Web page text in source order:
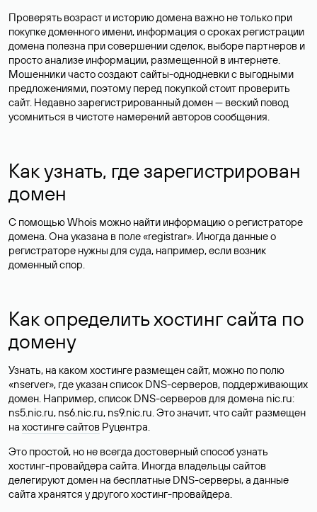
Проверять возраст и историю домена важно не только при
покупке доменного имени, информация о сроках регистрации
домена полезна при совершении сделок, выборе партнеров и
просто анализе информации, размещенной в интернете.
Мошенники часто создают сайты-однодневки с выгодными
предложениями, поэтому перед покупкой стоит проверить
сайт. Недавно зарегистрированный домен — веский повод
усомниться в чистоте намерений авторов сообщения.
Как узнать, где зарегистрирован
домен
С помощью Whois можно найти информацию о регистраторе
домена. Она указана в поле «registrar». Иногда данные о
регистраторе нужны для суда, например, если возник
доменный спор.
Как определить хостинг сайта по
домену
Узнать, на каком хостинге размещен сайт, можно по полю
«nserver», где указан список DNS-серверов, поддерживающих
домен. Например, список DNS-серверов для домена nic.ru:
ns5.nic.ru, ns6.nic.ru, ns9.nic.ru. Это значит, что сайт размещен
на хостинге сайтов Руцентра.
Это простой, но не всегда достоверный способ узнать
хостинг-провайдера сайта. Иногда владельцы сайтов
делегируют домен на бесплатные DNS-серверы, а данные
сайта хранятся у другого хостинг-провайдера.